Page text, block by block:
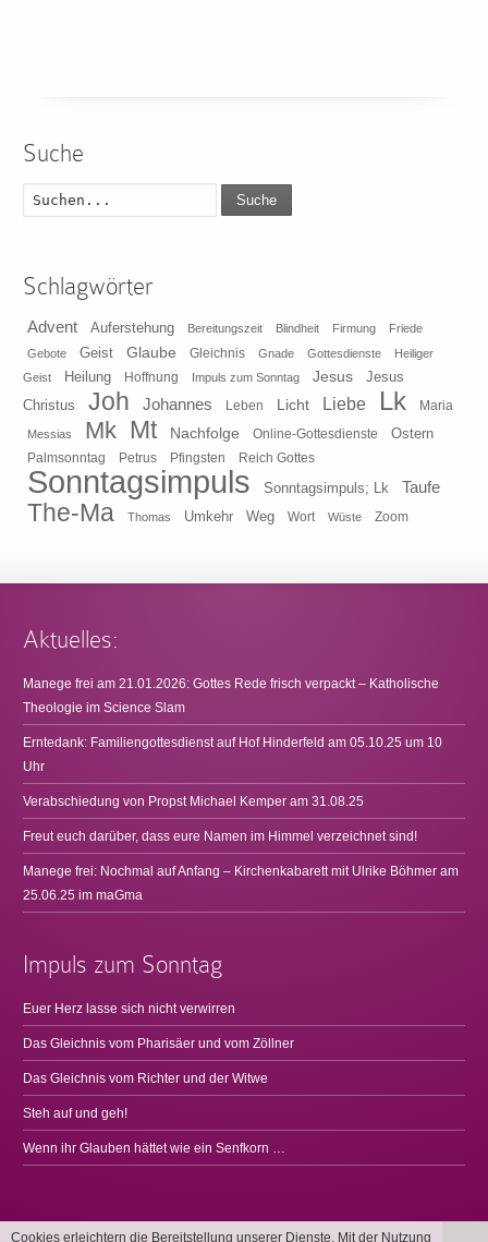
Suche
Suche
Schlagwörter
Advent Auferstehung Bereitungszeit Blindheit Firmung
Friede
Gebote
Geist Glaube Gleichnis Gnade Gottesdienste
Heiliger
Geist
Heilung Hoffnung Impuls zum Sonntag Jesus
Jesus
Christus
Joh Johannes Leben Licht Liebe Lk Maria
Messias Mk Mt Nachfolge Online-Gottesdienste Ostern
Palmsonntag Petrus Pfingsten Reich Gottes
Sonntagsimpuls Sonntagsimpuls; Lk Taufe
The-Ma Thomas Umkehr Weg Wort Wüste Zoom
Aktuelles:
Manege frei am 21.01.2026: Gottes Rede frisch verpackt – Katholische
Theologie im Science Slam
Erntedank: Familiengottesdienst auf Hof Hinderfeld am 05.10.25 um 10
Uhr
Verabschiedung von Propst Michael Kemper am 31.08.25
Freut euch darüber, dass eure Namen im Himmel verzeichnet sind!
Manege frei: Nochmal auf Anfang – Kirchenkabarett mit Ulrike Böhmer am
25.06.25 im maGma
Impuls zum Sonntag
Euer Herz lasse sich nicht verwirren
Das Gleichnis vom Pharisäer und vom Zöllner
Das Gleichnis vom Richter und der Witwe
Steh auf und geh!
Wenn ihr Glauben hättet wie ein Senfkorn …
Cookies erleichtern die Bereitstellung unserer Dienste. Mit der Nutzung